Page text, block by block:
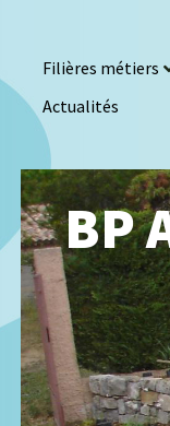
Filières métiers
Actualités
BP